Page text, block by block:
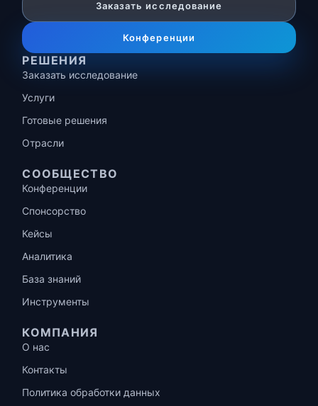
Заказать исследование
Конференции
РЕШЕНИЯ
Заказать исследование
Услуги
Готовые решения
Отрасли
СООБЩЕСТВО
Конференции
Спонсорство
Кейсы
Аналитика
База знаний
Инструменты
КОМПАНИЯ
О нас
Контакты
Политика обработки данных